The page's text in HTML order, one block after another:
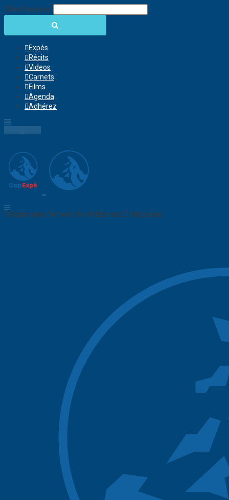
Chercher pour:
Expés
Récits
Videos
Carnets
Films
Agenda
Adhérez
Collaborative Network for Wilderness Enthusiasts